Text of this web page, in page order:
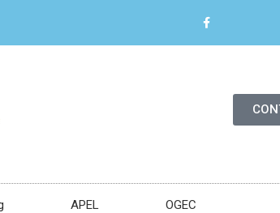
APEL OGEC